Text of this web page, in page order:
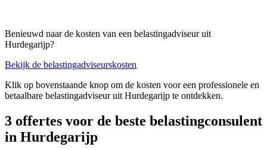
Benieuwd naar de kosten van een belastingadviseur uit
Hurdegarijp?
Bekijk de belastingadviseurskosten
Klik op bovenstaande knop om de kosten voor een professionele en
betaalbare belastingadviseur uit Hurdegarijp te ontdekken.
3 offertes voor de beste belastingconsulent
in Hurdegarijp